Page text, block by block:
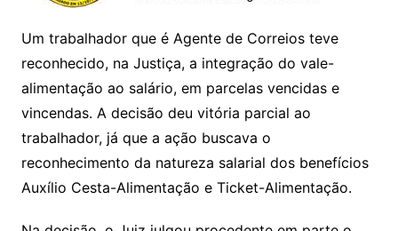
Um trabalhador que é Agente de Correios teve
reconhecido, na Justiça, a integração do vale-
alimentação ao salário, em parcelas vencidas e
vincendas. A decisão deu vitória parcial ao
trabalhador, já que a ação buscava o
reconhecimento da natureza salarial dos benefícios
Auxílio Cesta-Alimentação e Ticket-Alimentação.